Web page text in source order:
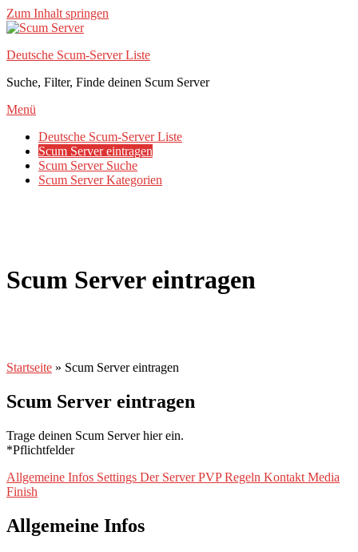
Zum Inhalt springen
Deutsche Scum-Server Liste
Suche, Filter, Finde deinen Scum Server
Menü
Deutsche Scum-Server Liste
Scum Server eintragen
Scum Server Suche
Scum Server Kategorien
Scum Server eintragen
Startseite » Scum Server eintragen
Scum Server eintragen
Trage deinen Scum Server hier ein.
*Pflichtfelder
Allgemeine Infos Settings Der ServerPVPRegeln Kontakt Media
Finish
Allgemeine Infos